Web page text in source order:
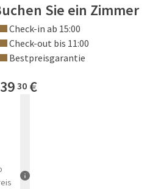
Sie ein Zimmer
Check-in ab 15:00
Check-out bis 11:00
Bestpreisgarantie
30 €